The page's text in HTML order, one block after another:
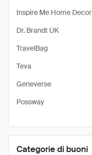
Inspire Me Home Decor
Dr. Brandt UK
TravelBag
Teva
Geneverse
Possway
Categorie di buoni